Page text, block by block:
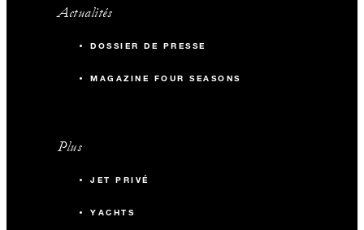
Actualités
DOSSIER DE PRESSE
MAGAZINE FOUR SEASONS
Plus
JET PRIVÉ
YACHTS